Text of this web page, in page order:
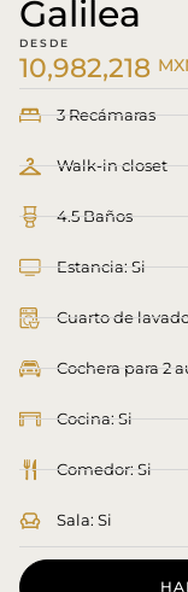
Galilea
DESDE
10,982,218
3 Recámaras
Walk-in closet
4.5 Baños
Estancia: Si
Cuarto de
Cochera para 2
Cocina: Si
Comedor: Si
Sala: Si